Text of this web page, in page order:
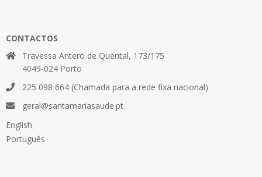
CONTACTOS
Travessa Antero de Quental, 173/175
4049-024 Porto
225 098 664 (Chamada para a rede fixa nacional)
geral@santamariasaude.pt
English
Português